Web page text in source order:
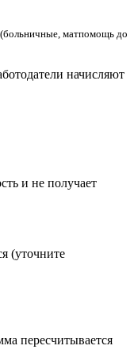
матпомощь до
начисляют
и не получает
(уточните
пересчитывается